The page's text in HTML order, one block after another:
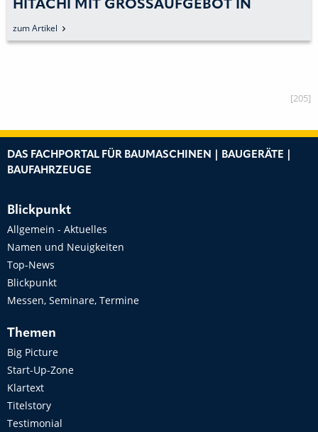
HITACHI MIT GROSSAUFGEBOT IN M
ÜNCHEN
zum Artikel
[205]
DAS FACHPORTAL FÜR BAUMASCHINEN | BAUGERÄTE |
BAUFAHRZEUGE
Blickpunkt
Allgemein - Aktuelles
Namen und Neuigkeiten
Top-News
Blickpunkt
Messen, Seminare, Termine
Themen
Big Picture
Start-Up-Zone
Klartext
Titelstory
Testimonial